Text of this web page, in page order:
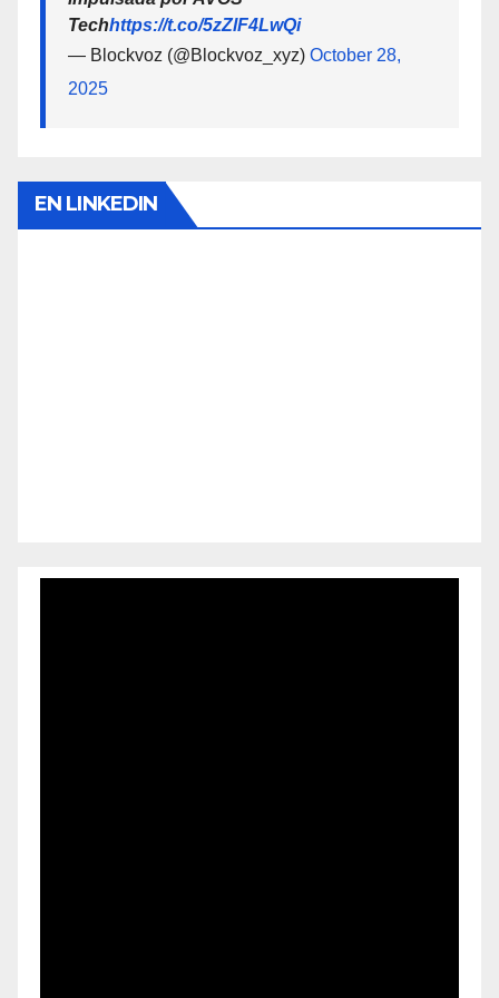
Techhttps://t.co/5zZlF4LwQi
— Blockvoz (@Blockvoz_xyz) October 28,
2025
EN LINKEDIN